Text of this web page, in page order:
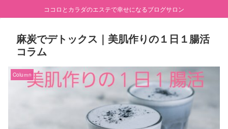
ココロとカラダのエステで幸せになるブログサロン
麻炭でデトックス｜美肌作りの１日１腸活
コラム
Coluｍn